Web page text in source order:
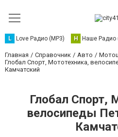
L Love Радио (MP3) Н Наше Радио
Главная Справочник Авто
Глобал Спорт, Мототехника,
Камчатский
Глобал Спорт,
велосипеды